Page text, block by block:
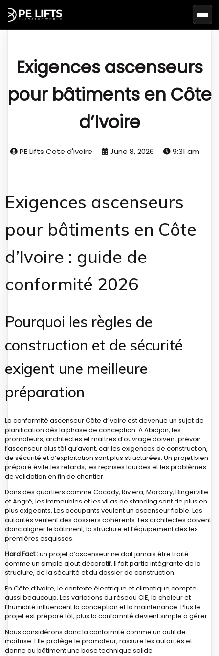
Exigences ascenseurs
pour bâtiments en Côte
d’Ivoire
PE Lifts Cote d'ivoire June 8, 2026 9:31 am
Exigences ascenseurs
pour bâtiments en Côte
d’Ivoire : guide de
conformité 2026
Pourquoi les règles de
construction et de sécurité
exigent une meilleure
préparation
La conformité ascenseur Côte d’Ivoire est devenue un sujet de
planification dès la phase de conception. À Abidjan, les
promoteurs, architectes et maîtres d’ouvrage doivent prévoir
l’ascenseur plus tôt qu’avant, car les exigences de construction,
de sécurité et d’exploitation sont plus structurées. Un projet bien
préparé évite les retards, les reprises lourdes et les problèmes
de validation en fin de chantier.
Dans des quartiers comme Cocody, Riviera, Marcory, Bingerville
et Angré, les immeubles et les villas de standing sont de plus en
plus exigeants. Les occupants veulent un ascenseur fiable. Les
autorités veulent des dossiers cohérents. Les architectes doivent
donc aligner le bâtiment, la structure et l’équipement dès les
premières esquisses.
Hard Fact :un projet d’ascenseur ne doit jamais être traité
comme un simple ajout décoratif. Il fait partie intégrante de la
structure, de la sécurité et du dossier de construction.
En Côte d’Ivoire, le contexte électrique et climatique compte
aussi beaucoup. Les variations du réseau CIE, la chaleur et
l’humidité influencent la conception et la maintenance. Plus le
projet est préparé tôt, plus la conformité devient simple à gérer.
Nous considérons donc la conformité comme un outil de
maîtrise. Elle protège le promoteur, rassure les autorités et
donne au bâtiment une base technique solide.